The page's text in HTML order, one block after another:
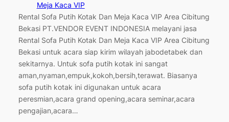
Meja Kaca VIP
Rental Sofa Putih Kotak Dan Meja Kaca VIP Area Cibitung
Bekasi PT.VENDOR EVENT INDONESIA melayani jasa
Rental Sofa Putih Kotak Dan Meja Kaca VIP Area Cibitung
Bekasi untuk acara siap kirim wilayah jabodetabek dan
sekitarnya. Untuk sofa putih kotak ini sangat
aman,nyaman,empuk,kokoh,bersih,terawat. Biasanya
sofa putih kotak ini digunakan untuk acara
peresmian,acara grand opening,acara seminar,acara
pengajian,acara…